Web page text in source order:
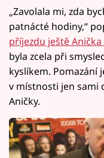
„Zavolala mi, zda
patnácté hodiny,“
příjezdu ještě
byla zcela při
kyslíkem. Pomazání
v místnosti jen sami
Aničky.